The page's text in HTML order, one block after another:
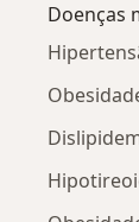
Doenças